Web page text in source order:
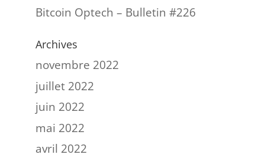
Bitcoin Optech – Bulletin #226
Archives
novembre 2022
juillet 2022
juin 2022
mai 2022
avril 2022